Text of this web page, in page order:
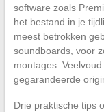
software zoals
het bestand in je
meest betrokken
soundboards, voor
montages.
gegarandeerde
Drie praktische tips